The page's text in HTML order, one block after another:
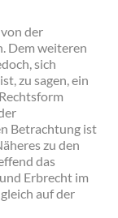
der
Dem weiteren
sich
zu sagen, ein
Betrachtung ist
zu den
das
Erbrecht im
auf der